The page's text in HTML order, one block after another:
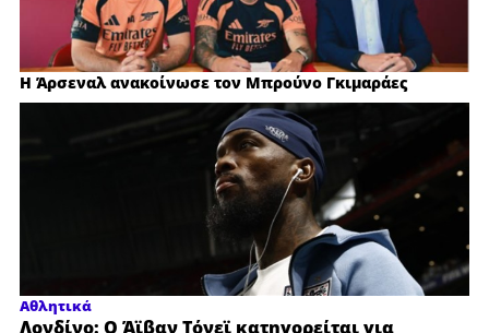
Σε κατάσταση κινητοποίησης (Red Code) η Αττική και
άλλες πέντε περιοχές της χώρας την Κυριακή
ΣΗΜΕΡΑ 17:39
Πύργος: Σοβαρός τραυματισμός οδηγού μετά από
ανατροπή γουρούνας (εικόνες)
Ταϊλάνδη: Στους εννέα αυξήθηκε ο αριθμός των νεκρών
από την αιματηρή επίθεση σε σχολείο
Θρήνος για τον Μέσι: Πέθανε ο πατέρας του Χόρχε
Οι 4 ειδήσεις της ημέρας (βίντεο)
ΣΗΜΕΡΑ 16:42
Η Άρσεναλ ανακοίνωσε τον Μπρούνο Γκιμαράες
Αθλητικά
Λονδίνο: Ο Άϊβαν Τόνεϊ κατηγορείται για